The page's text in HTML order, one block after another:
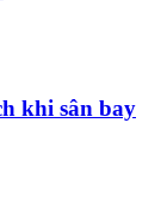
khi sân bay